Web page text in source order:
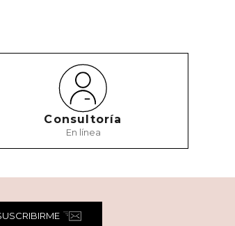
Consultoría
En línea